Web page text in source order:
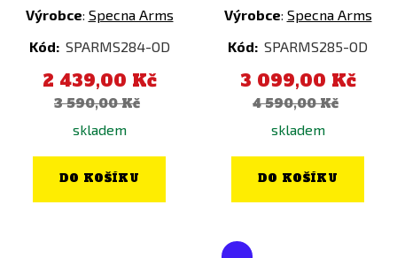
Výrobce: Specna Arms
Kód: SPARMS284-OD
2 439,00 Kč
3 590,00 Kč
skladem
DO KOŠÍKU
Výrobce: Specna Arms
Kód: SPARMS285-OD
3 099,00 Kč
4 590,00 Kč
skladem
DO KOŠÍKU